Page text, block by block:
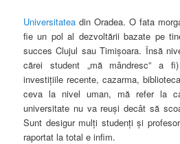
Universitatea din Oradea. O fata
fie un pol al dezvoltării bazate pe
succes Clujul sau Timişoara. Însă
cărei student „mă mândresc” a
investiţiile recente, cazarma,
ceva la nivel uman, mă refer la
universitate nu va reuşi decât să
Sunt desigur mulţi studenţi şi
raportat la total e infim.